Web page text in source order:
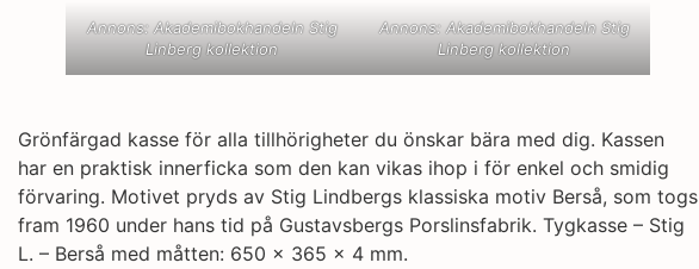
Annons: Akademibokhandeln Stig
Linberg kollektion
Annons: Akademibokhandeln Stig
Linberg kollektion
Grönfärgad kasse för alla tillhörigheter du önskar bära med dig. Kassen
har en praktisk innerficka som den kan vikas ihop i för enkel och smidig
förvaring. Motivet pryds av Stig Lindbergs klassiska motiv Berså, som togs
fram 1960 under hans tid på Gustavsbergs Porslinsfabrik. Tygkasse – Stig
L. – Berså med måtten: 650 x 365 x 4 mm.